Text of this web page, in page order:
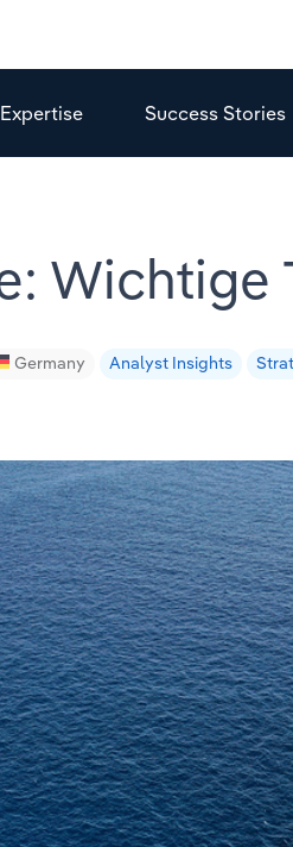
Success Stories
Germany Analyst Insights